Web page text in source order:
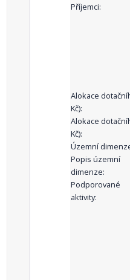
Příjemci:
Alokace
Kč):
Alokace
Kč):
Územní
Popis územní
dimenze:
Podporované
aktivity: